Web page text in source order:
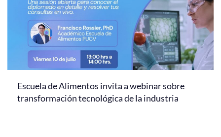
Escuela de Alimentos invita a webinar sobre
transformación tecnológica de la industria